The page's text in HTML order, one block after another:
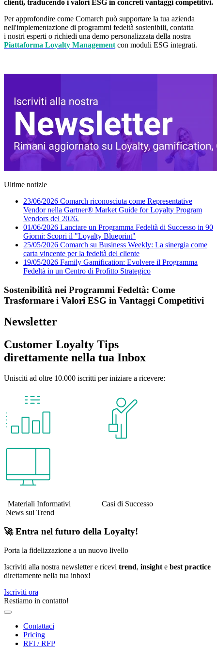
clienti, traducendo i valori ESG in concreti vantaggi competitivi.
Per approfondire come Comarch può supportare la tua azienda
nell'implementazione di programmi fedeltà sostenibili, contatta
i nostri esperti o richiedi una demo personalizzata della nostra
Piattaforma Loyalty Management con moduli ESG integrati.
Ultime notizie
23/06/2026 Comarch riconosciuta come Representative
Vendor nella Gartner® Market Guide for Loyalty Program
Vendors del 2026.
01/06/2026 Lanciare un Programma Fedeltà di Successo in 90
Giorni: Scopri il "Loyalty Blueprint"
25/05/2026 Comarch su Business Weekly: La sinergia come
carta vincente per la fedeltà del cliente
19/05/2026 Family Gamification: Evolvere il Programma
Fedeltà in un Centro di Profitto Strategico
Sostenibilità nei Programmi Fedeltà: Come
Trasformare i Valori ESG in Vantaggi Competitivi
Newsletter
Customer Loyalty Tips
direttamente nella tua Inbox
Unisciti ad oltre 10.000 iscritti per iniziare a ricevere:
Materiali Informativi Casi di Successo
News sui Trend
🚀 Entra nel futuro della Loyalty!
Porta la fidelizzazione a un nuovo livello
Iscriviti alla nostra newsletter e ricevi trend, insight e best practice
direttamente nella tua inbox!
Iscriviti ora
Restiamo in contatto!
Contattaci
Pricing
RFI / RFP